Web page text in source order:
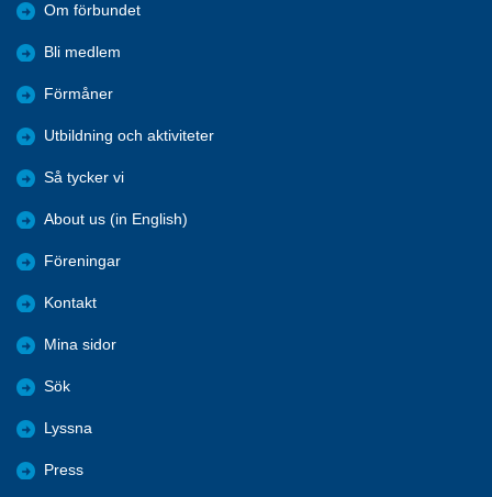
Om förbundet
Bli medlem
Förmåner
Utbildning och aktiviteter
Så tycker vi
About us (in English)
Föreningar
Kontakt
Mina sidor
Sök
Lyssna
Press